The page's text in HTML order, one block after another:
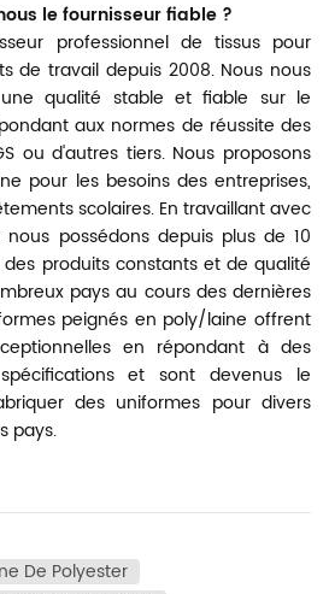
le fournisseur fiable ?
professionnel de tissus pour
de travail depuis 2008. Nous nous
qualité stable et fiable sur le
aux normes de réussite des
ou d'autres tiers. Nous proposons
pour les besoins des entreprises,
scolaires. En travaillant avec
possédons depuis plus de 10
produits constants et de qualité
pays au cours des dernières
peignés en poly/laine offrent
en répondant à des
et sont devenus le
des uniformes pour divers
pays.
De Polyester